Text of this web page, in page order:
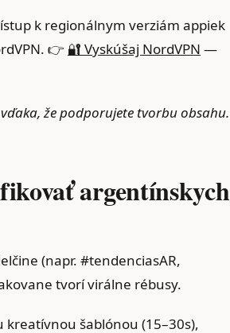
k regionálnym verziám appiek
👉 🔐 Vyskúšaj NordVPN —
že podporujete tvorbu obsahu.
argentínskych
(napr. #tendenciasAR,
tvorí virálne rébusy.
kreatívnou šablónou (15–30s),